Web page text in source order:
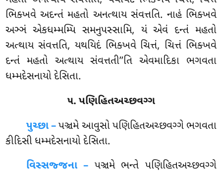
ભિક્ખવે અદન્તં મહતો અનત્થાય સંવત્તતિ. નાહં ભિક્ખવે
અઞ્ઞં એકધમ્મમ્પિ સમનુપસ્સામિ, યં એવં દન્તં મહતો
અત્થાય સંવત્તતિ, યથયિદં ભિક્ખવે ચિત્તં, ચિત્તં ભિક્ખવે
દન્તં મહતો અત્થાય સંવત્તતી’’તિ એવમાદિકા ભગવતા
ધમ્મદેસનાયો દેસિતા.
૫. પણિહિતઅચ્છવગ્ગ
પુચ્છા –પઞ્ચમેઆવુસો પણિહિતઅચ્છવગ્ગે ભગવતા
કીદિસી ધમ્મદેસનાયો દેસિતા.
વિસ્સજ્જના – પઞ્ચમે ભન્તે પણિહિતઅચ્છવગ્ગે